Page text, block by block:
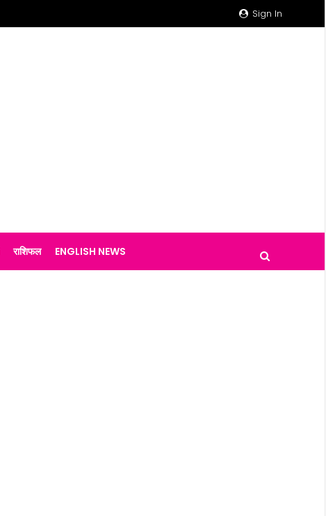
Sign In
राशिफल ENGLISH NEWS